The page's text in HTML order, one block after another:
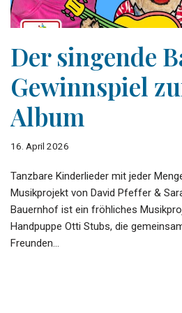
Der singende
Gewinnspiel
Album
16. April 2026
­­Tanzbare Kinderlieder mit jeder
Musikprojekt von David Pfeffer &
Bauernhof ist ein fröhliches
Handpuppe Otti Stubs, die
Freunden…